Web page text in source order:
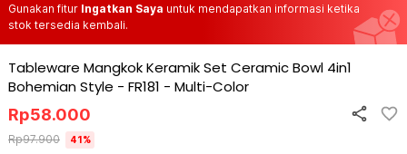
Gunakan fitur Ingatkan Saya untuk mendapatkan informasi ketika
stok tersedia kembali.
Tableware Mangkok Keramik Set Ceramic Bowl 4in1
Bohemian Style - FR181 - Multi-Color
Rp58.000
Rp97.900 41%